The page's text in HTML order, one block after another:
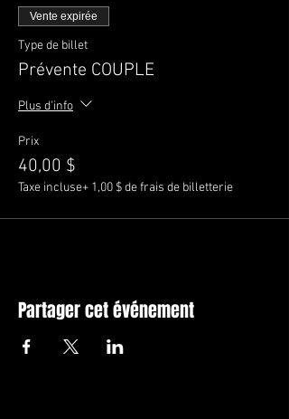
Vente expirée
Type de billet
Prévente COUPLE
Plus d'info
Prix
40,00 $
Taxe incluse+ 1,00 $ de frais de billetterie
Partager cet événement